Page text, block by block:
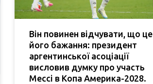
Він повинен відчувати, що це
його бажання: президент
аргентинської асоціації
висловив думку про участь
Мессі в Копа Америка-2028.